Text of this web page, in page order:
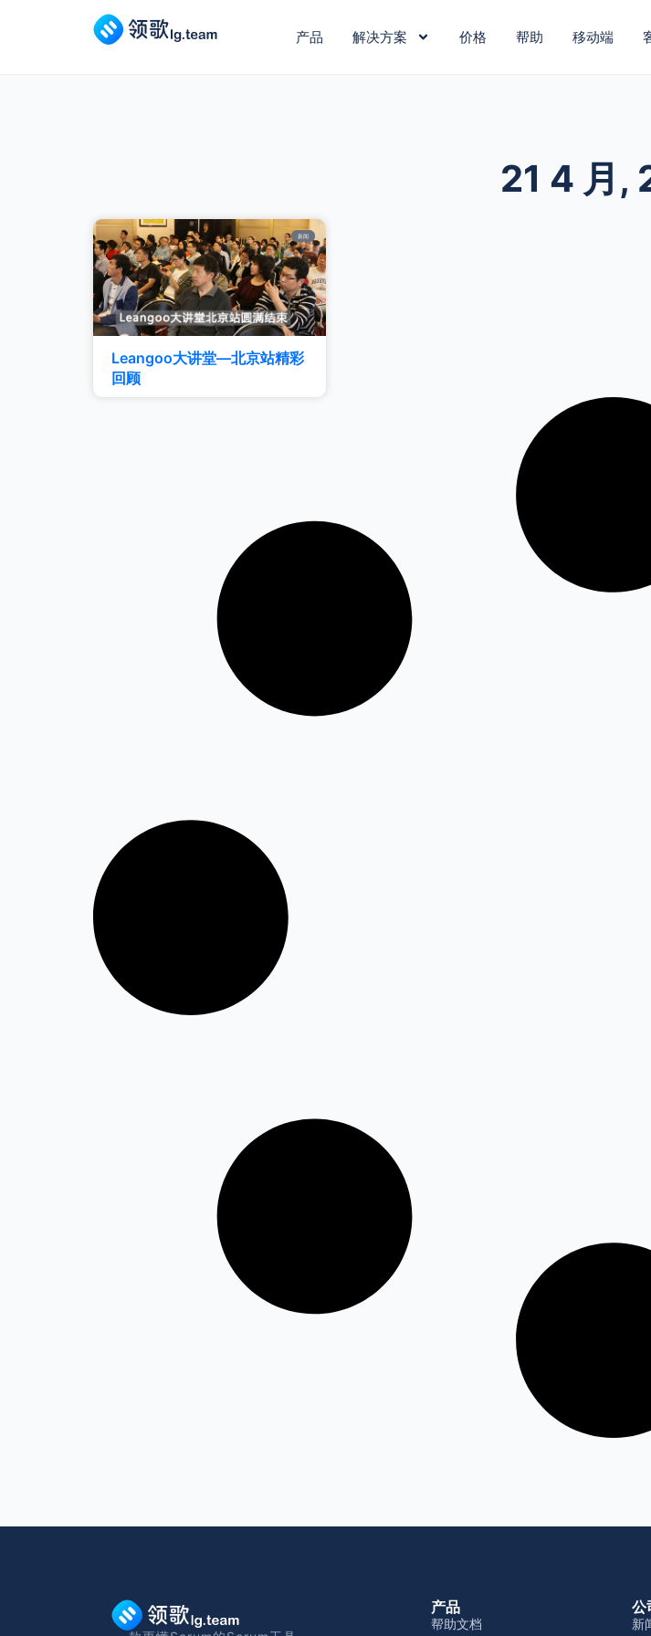
产品 解决方案 价格 帮助 移动端
21 4 月,
新闻
Leangoo大讲堂—北京站精彩
回顾
产品
帮助文档
公
新